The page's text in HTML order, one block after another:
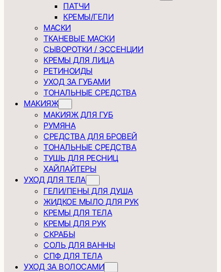
ПАТЧИ
КРЕМЫ/ГЕЛИ
МАСКИ
ТКАНЕВЫЕ МАСКИ
СЫВОРОТКИ / ЭССЕНЦИИ
КРЕМЫ ДЛЯ ЛИЦА
РЕТИНОИДЫ
УХОД ЗА ГУБАМИ
ТОНАЛЬНЫЕ СРЕДСТВА
МАКИЯЖ
МАКИЯЖ ДЛЯ ГУБ
РУМЯНА
СРЕДСТВА ДЛЯ БРОВЕЙ
ТОНАЛЬНЫЕ СРЕДСТВА
ТУШЬ ДЛЯ РЕСНИЦ
ХАЙЛАЙТЕРЫ
УХОД ДЛЯ ТЕЛА
ГЕЛИ/ПЕНЫ ДЛЯ ДУША
ЖИДКОЕ МЫЛО ДЛЯ РУК
КРЕМЫ ДЛЯ ТЕЛА
КРЕМЫ ДЛЯ РУК
СКРАБЫ
СОЛЬ ДЛЯ ВАННЫ
СПФ ДЛЯ ТЕЛА
УХОД ЗА ВОЛОСАМИ